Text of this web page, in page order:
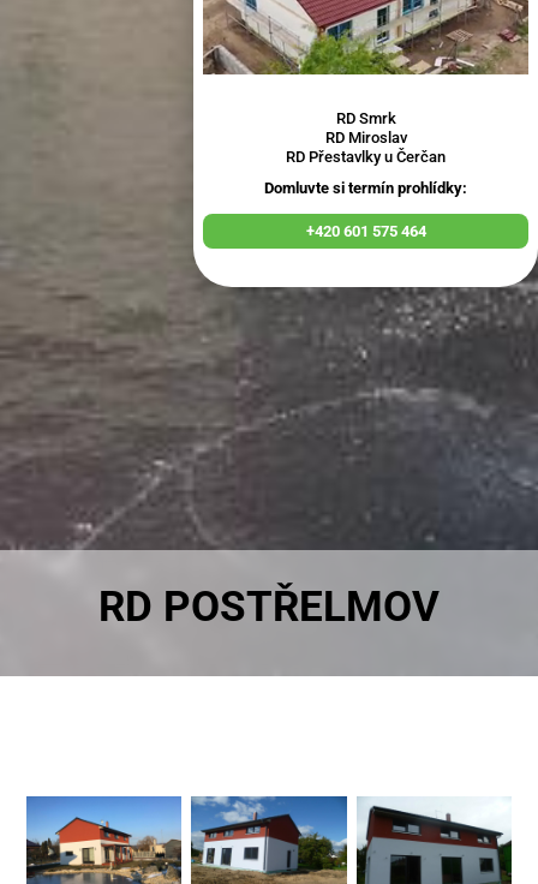
RD POSTŘELMOV
RD Smrk
RD Miroslav
RD Přestavlky u Čerčan
Domluvte si termín prohlídky:
+420 601 575 464